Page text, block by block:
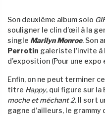
Son deuxième album solo
souligner le clin d’œil à la
single Marilyn Monroe. Son
Perrotin galeriste l’invite à
d’exposition (Pour une
Enfin, on ne peut terminer
titre Happy, qui figure sur la
moche et méchant 2. Il sort
gagne d’ailleurs, le